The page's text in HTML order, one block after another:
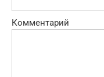
Комментарий